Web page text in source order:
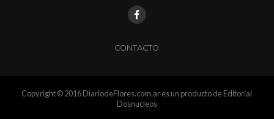
CONTACTO
Copyright © 2016 DiariodeFlores.com.ar es un producto de Editorial
Dosnucleos